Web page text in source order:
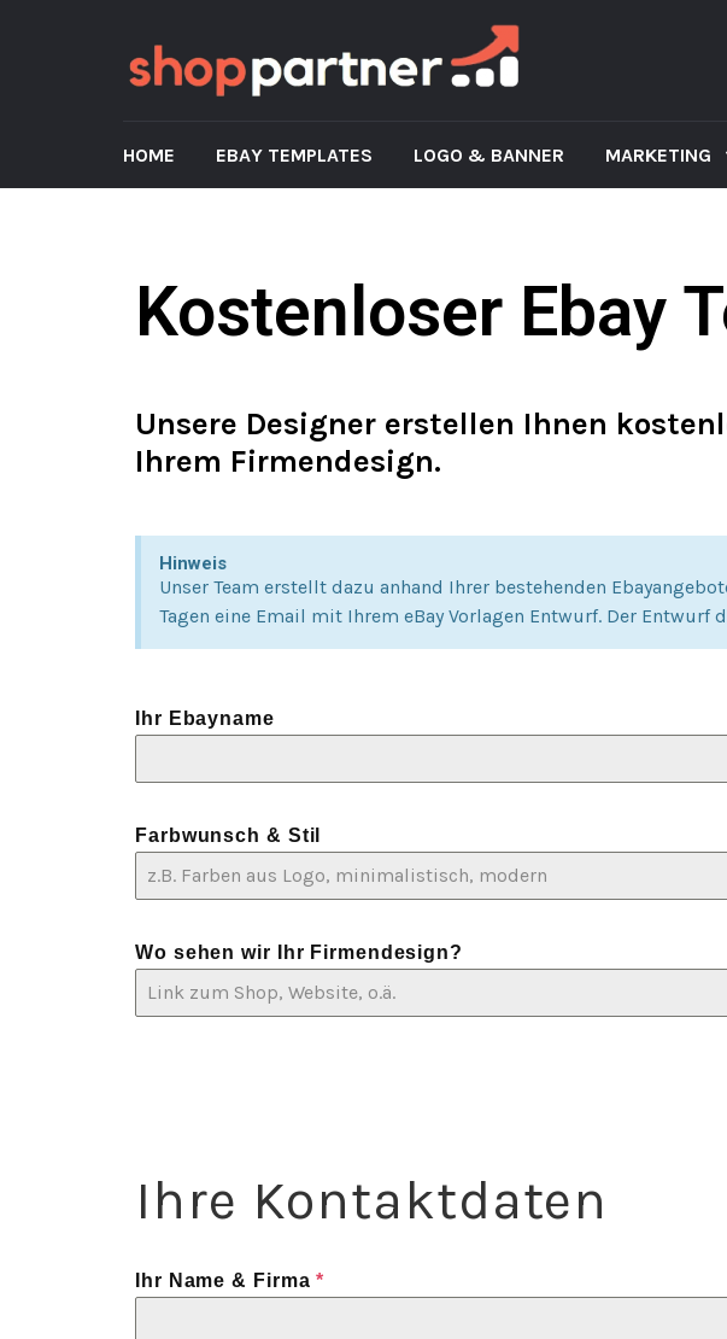
HOME EBAY TEMPLATES LOGO & BANNER MARKETING
Kostenloser Ebay
Unsere Designer erstellen Ihnen
Ihrem Firmendesign.
Hinweis
Unser Team erstellt dazu anhand Ihrer bestehenden
Tagen eine Email mit Ihrem eBay Vorlagen Entwurf. Der Entwurf
Ihr Ebayname
Farbwunsch & Stil
Wo sehen wir Ihr Firmendesign?
Ihre Kontaktdaten
Ihr Name & Firma*